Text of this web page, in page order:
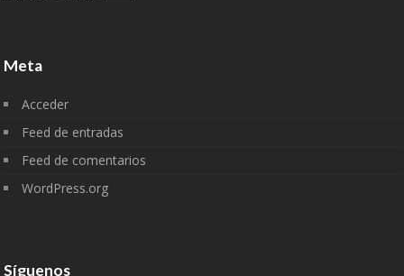
Meta
Acceder
Feed de entradas
Feed de comentarios
WordPress.org
Síguenos